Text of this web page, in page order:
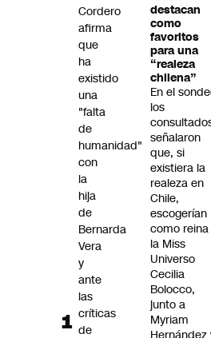
destacan
como
favoritos
para una
“realeza
chilena”
En el
los
señalaron
que, si
existiera la
realeza en
Chile,
escogerían
como
la Miss
Universo
Cecilia
Bolocco,
junto a
Myriam
Hernández
Cordero
afirma
que
ha
existido
una
"falta
de
humanidad"
con
la
hija
de
Bernarda
Vera
y
ante
las
críticas
de